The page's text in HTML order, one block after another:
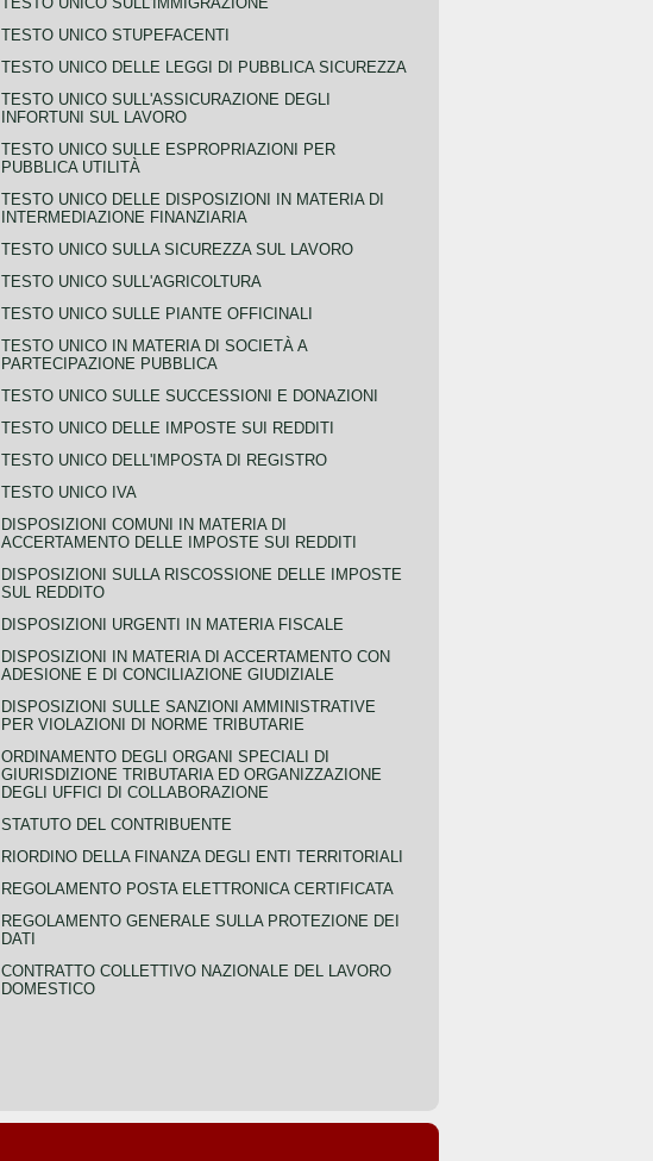
TESTO UNICO STUPEFACENTI
TESTO UNICO DELLE LEGGI DI PUBBLICA SICUREZZA
TESTO UNICO SULL'ASSICURAZIONE DEGLI
INFORTUNI SUL LAVORO
TESTO UNICO SULLE ESPROPRIAZIONI PER
PUBBLICA UTILITÀ
TESTO UNICO DELLE DISPOSIZIONI IN MATERIA DI
INTERMEDIAZIONE FINANZIARIA
TESTO UNICO SULLA SICUREZZA SUL LAVORO
TESTO UNICO SULL'AGRICOLTURA
TESTO UNICO SULLE PIANTE OFFICINALI
TESTO UNICO IN MATERIA DI SOCIETÀ A
PARTECIPAZIONE PUBBLICA
TESTO UNICO SULLE SUCCESSIONI E DONAZIONI
TESTO UNICO DELLE IMPOSTE SUI REDDITI
TESTO UNICO DELL'IMPOSTA DI REGISTRO
TESTO UNICO IVA
DISPOSIZIONI COMUNI IN MATERIA DI
ACCERTAMENTO DELLE IMPOSTE SUI REDDITI
DISPOSIZIONI SULLA RISCOSSIONE DELLE IMPOSTE
SUL REDDITO
DISPOSIZIONI URGENTI IN MATERIA FISCALE
DISPOSIZIONI IN MATERIA DI ACCERTAMENTO CON
ADESIONE E DI CONCILIAZIONE GIUDIZIALE
DISPOSIZIONI SULLE SANZIONI AMMINISTRATIVE
PER VIOLAZIONI DI NORME TRIBUTARIE
ORDINAMENTO DEGLI ORGANI SPECIALI DI
GIURISDIZIONE TRIBUTARIA ED ORGANIZZAZIONE
DEGLI UFFICI DI COLLABORAZIONE
STATUTO DEL CONTRIBUENTE
RIORDINO DELLA FINANZA DEGLI ENTI TERRITORIALI
REGOLAMENTO POSTA ELETTRONICA CERTIFICATA
REGOLAMENTO GENERALE SULLA PROTEZIONE DEI
DATI
CONTRATTO COLLETTIVO NAZIONALE DEL LAVORO
DOMESTICO